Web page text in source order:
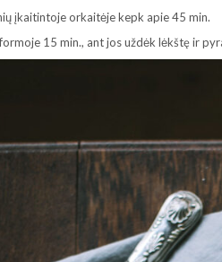
įkaitintoje orkaitėje kepk apie 45 min.
15 min., ant jos uždėk lėkštę ir